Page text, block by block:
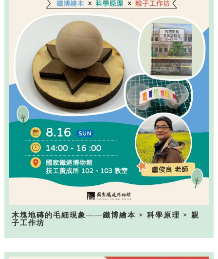
木塊地磚的毛細現象——鐵博繪本 × 科學原理 × 親
子工作坊